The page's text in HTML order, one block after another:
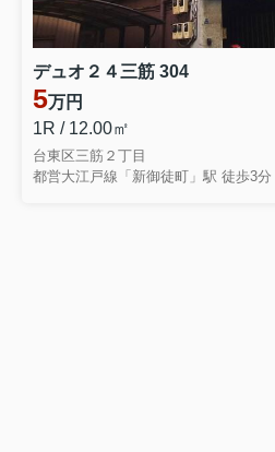
デュオ２４三筋 304
5万円
1R / 12.00㎡
台東区三筋２丁目
都営大江戸線「新御徒町」駅 徒歩3分